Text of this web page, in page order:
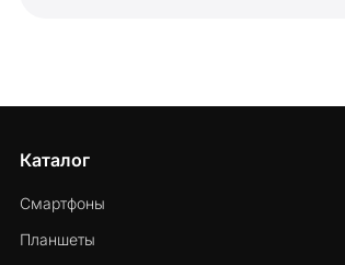
Каталог
Смартфоны
Планшеты